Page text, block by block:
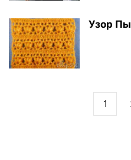
Узор
1